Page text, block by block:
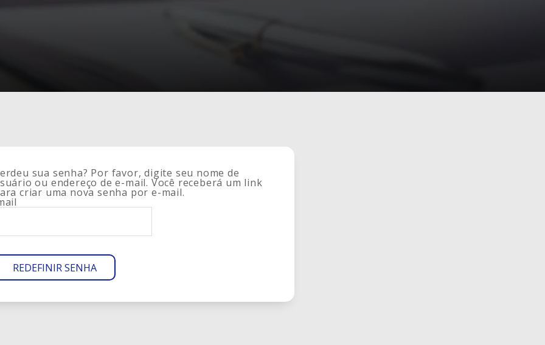
sua senha? Por favor, digite seu nome de
ou endereço de e-mail. Você receberá um link
criar uma nova senha por e-mail.